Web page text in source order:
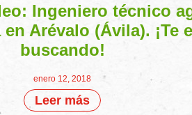
Ingeniero técnico
Arévalo (Ávila). ¡Te
buscando!
enero 12, 2018
Leer más